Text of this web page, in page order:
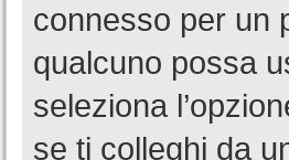
connesso per un
qualcuno possa
seleziona
se ti colleghi da